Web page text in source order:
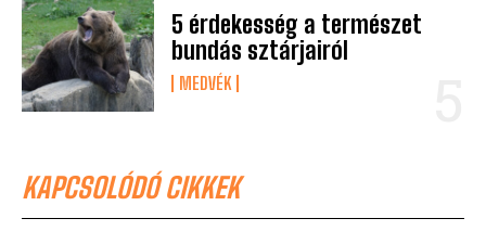
5 érdekesség a természet
bundás sztárjairól
MEDVÉK
KAPCSOLÓDÓ CIKKEK